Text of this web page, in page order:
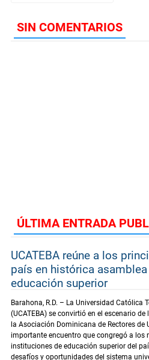
SIN COMENTARIOS
ÚLTIMA ENTRADA
UCATEBA reúne a los
país en histórica
educación superior
Barahona, R.D. – La Universidad Católica
(UCATEBA) se convirtió en el escenario
la Asociación Dominicana de Rectores de
importante encuentro que congregó a los
instituciones de educación superior del
desafíos y oportunidades del sistema